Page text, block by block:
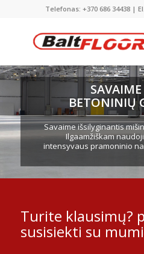
Telefonas: +370 686 34438 |
BETONINIŲ
Savaime išsilyginantis
Ilgaamžiškam
intensyvaus pramoninio
Turite klausimų?
susisiekti su